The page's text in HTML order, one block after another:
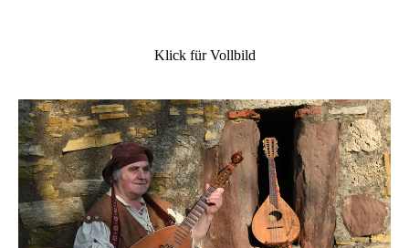
Klick für Vollbild